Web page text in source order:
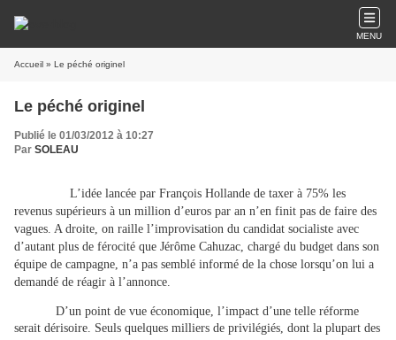
MENU
Accueil » Le péché originel
Le péché originel
Publié le 01/03/2012 à 10:27
Par SOLEAU
L’idée lancée par François Hollande de taxer à 75% les
revenus supérieurs à un million d’euros par an n’en finit pas de faire des
vagues. A droite, on raille l’improvisation du candidat socialiste avec
d’autant plus de férocité que Jérôme Cahuzac, chargé du budget dans son
équipe de campagne, n’a pas semblé informé de la chose lorsqu’on lui a
demandé de réagir à l’annonce.
D’un point de vue économique, l’impact d’une telle réforme
serait dérisoire. Seuls quelques milliers de privilégiés, dont la plupart des